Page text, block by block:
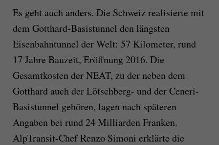
Es geht auch anders. Die Schweiz realisierte mit
dem Gotthard-Basistunnel den längsten
Eisenbahntunnel der Welt: 57 Kilometer, rund
17 Jahre Bauzeit, Eröffnung 2016. Die
Gesamtkosten der NEAT, zu der neben dem
Gotthard auch der Lötschberg- und der Ceneri-
Basistunnel gehören, lagen nach späteren
Angaben bei rund 24 Milliarden Franken.
AlpTransit-Chef Renzo Simoni erklärte die